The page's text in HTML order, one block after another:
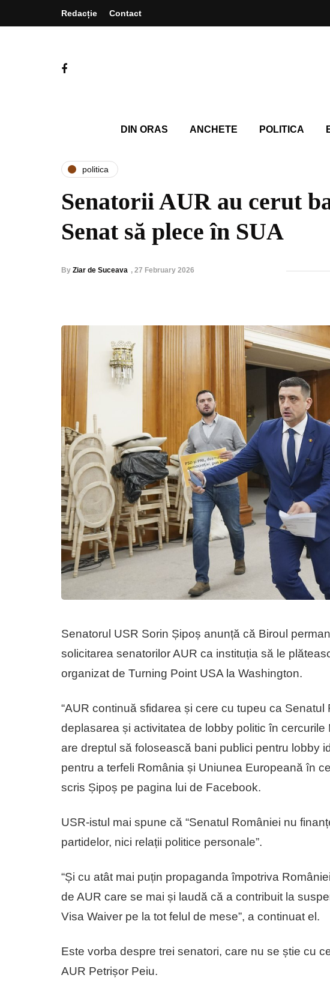
Redacție Contact
DIN ORAS ANCHETE POLITICA
politica
Senatorii AUR au cerut
Senat să plece în SUA
By Ziar de Suceava , 27 February 2026
Senatorul USR Sorin Șipoș anunță că Biroul
solicitarea senatorilor AUR ca instituția să le
organizat de Turning Point USA la Washington.
“AUR continuă sfidarea și cere cu tupeu ca
deplasarea și activitatea de lobby politic în
are dreptul să folosească bani publici pentru lobby
pentru a terfeli România și Uniunea Europeană în
scris Șipoș pe pagina lui de Facebook.
USR-istul mai spune că “Senatul României nu
partidelor, nici relații politice personale”.
“Și cu atât mai puțin propaganda împotriva
de AUR care se mai și laudă că a contribuit la
Visa Waiver pe la tot felul de mese”, a continuat el.
Este vorba despre trei senatori, care nu se știe cu
AUR Petrișor Peiu.